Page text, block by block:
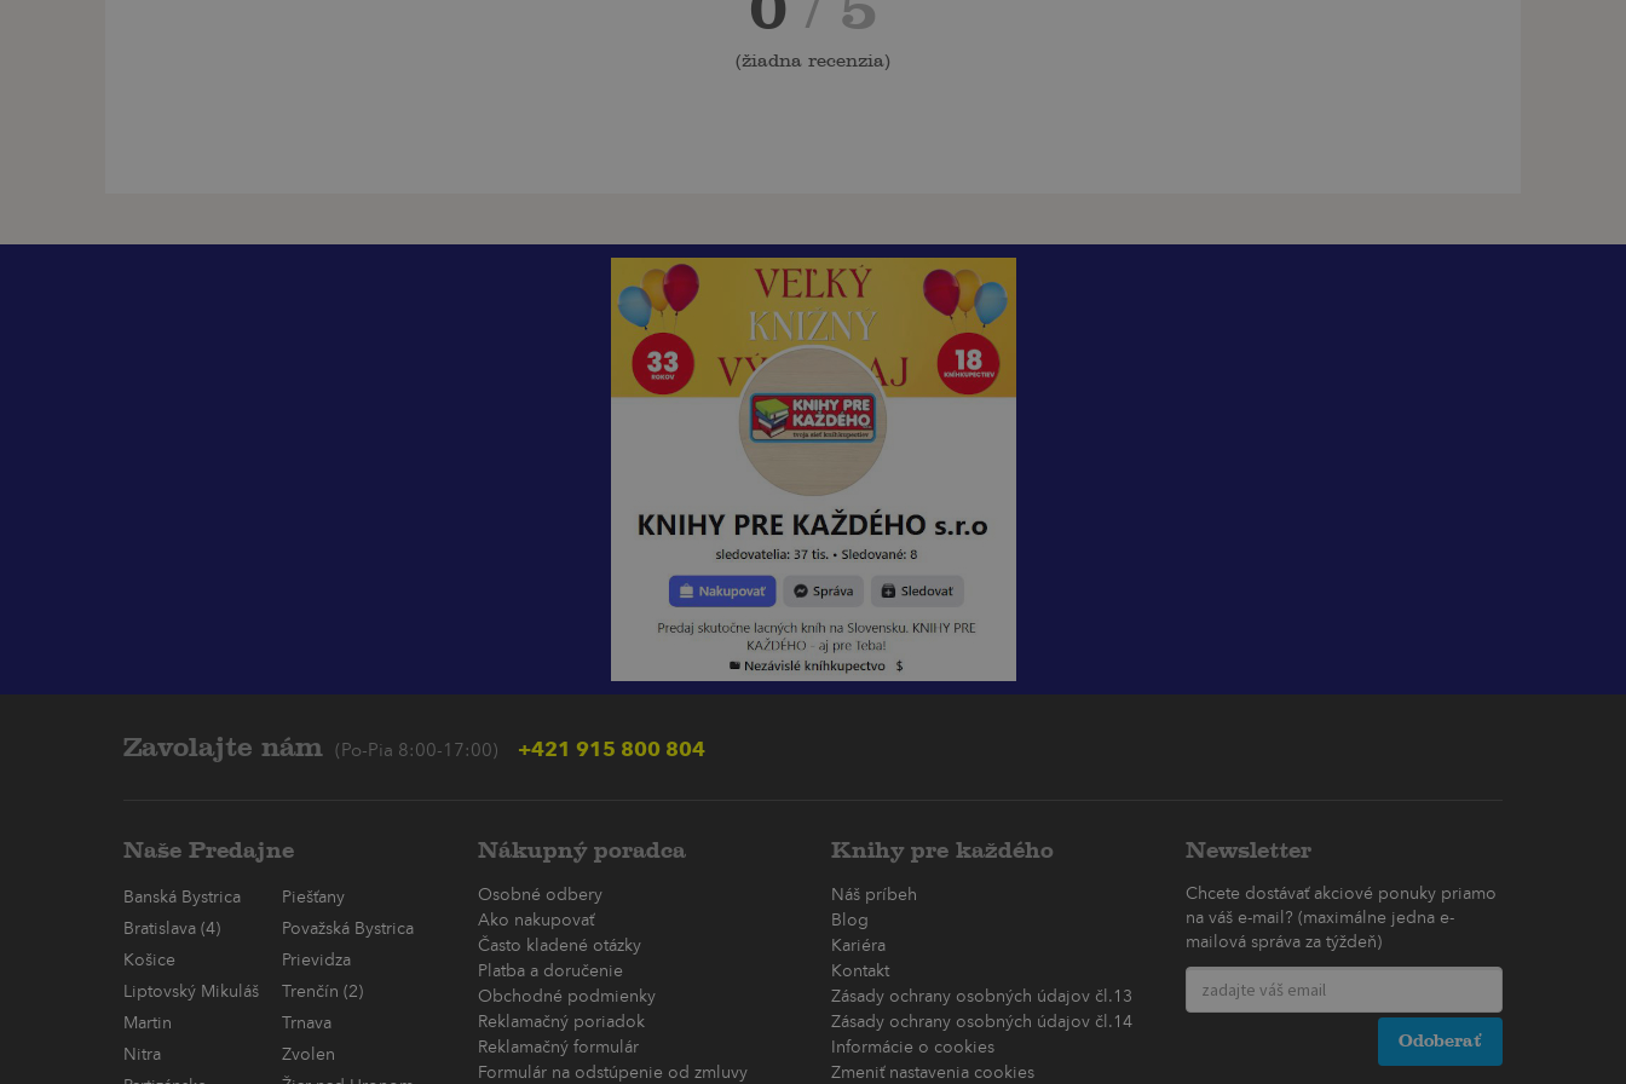
(žiadna recenzia)
Zavolajte nám (Po-Pia 8:00-17:00) +421 915 800 804
Naše Predajne
Banská Bystrica
Piešťany
Bratislava (4)
Považská Bystrica
Košice
Prievidza
Liptovský Mikuláš
Trenčín (2)
Martin
Trnava
Nitra
Zvolen
Nákupný poradca
Osobné odbery
Ako nakupovať
Často kladené otázky
Platba a doručenie
Obchodné podmienky
Reklamačný poriadok
Reklamačný formulár
Formulár na odstúpenie od zmluvy
Knihy pre každého
Náš príbeh
Blog
Kariéra
Kontakt
Zásady ochrany osobných údajov čl.13
Zásady ochrany osobných údajov čl.14
Informácie o cookies
Zmeniť nastavenia cookies
Newsletter
Chcete dostávať akciové ponuky priamo
na váš e-mail? (maximálne jedna e-
mailová správa za týždeň)
Odoberať